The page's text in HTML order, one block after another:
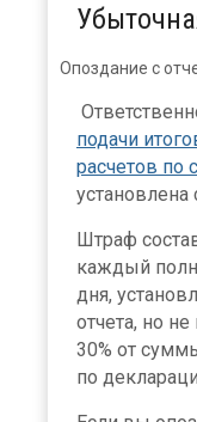
Опоздание с
подачи
расчетов по
установлена
Штраф
каждый
дня,
отчета, но
30% от
по